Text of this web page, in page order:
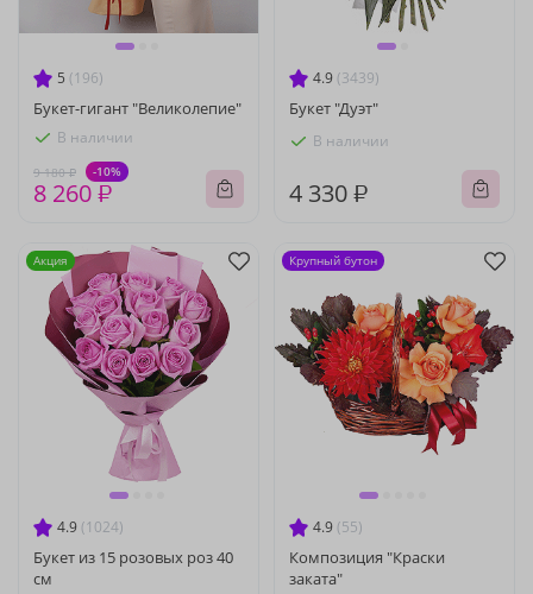
5 (196)
Букет-гигант "Великолепие"
В наличии
9 180 ₽ -10%
8 260 ₽
4.9 (3439)
Букет "Дуэт"
В наличии
4 330 ₽
4.9 (1024)
Букет из 15 розовых роз 40
см
Акция
4.9 (55)
Композиция "Краски
заката"
Крупный бутон